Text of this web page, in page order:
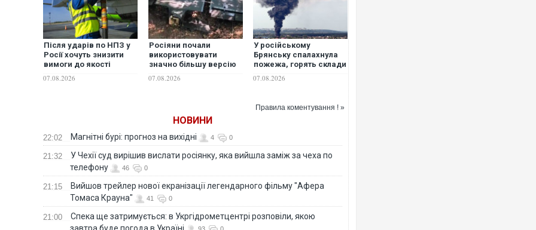
Після ударів по НПЗ у
Росії хочуть знизити
вимоги до якості
07.08.2026
Росіяни почали
використовувати
значно більшу версію
"Флеш"
07.08.2026
У російському
Брянську спалахнула
пожежа, горять склади
07.08.2026
Правила коментування ! »
НОВИНИ
22:02 Магнітні бурі: прогноз на вихідні 4 0
21:32
У Чехії суд вирішив вислати росіянку, яка вийшла заміж за чеха по
телефону
46 0
21:15
Вийшов трейлер нової екранізації легендарного фільму "Афера
Томаса Крауна"
41 0
21:00
Спека ще затримується: в Укргідрометцентрі розповіли, якою